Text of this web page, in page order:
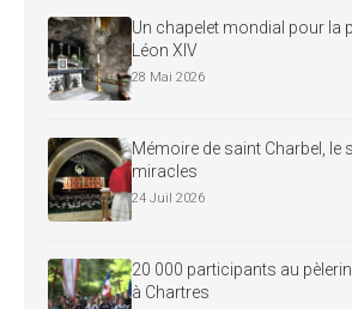
Un chapelet mondial pour la
Léon XIV
28 Mai 2026
Mémoire de saint Charbel, le
miracles
24 Juil 2026
20 000 participants au
à Chartres